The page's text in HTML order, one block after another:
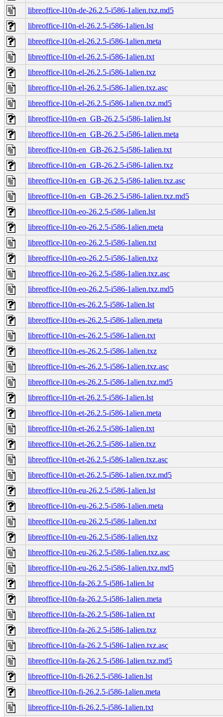
libreoffice-l10n-de-26.2.5-i586-1alien.txz.md5
libreoffice-l10n-el-26.2.5-i586-1alien.lst
libreoffice-l10n-el-26.2.5-i586-1alien.meta
libreoffice-l10n-el-26.2.5-i586-1alien.txt
libreoffice-l10n-el-26.2.5-i586-1alien.txz
libreoffice-l10n-el-26.2.5-i586-1alien.txz.asc
libreoffice-l10n-el-26.2.5-i586-1alien.txz.md5
libreoffice-l10n-en_GB-26.2.5-i586-1alien.lst
libreoffice-l10n-en_GB-26.2.5-i586-1alien.meta
libreoffice-l10n-en_GB-26.2.5-i586-1alien.txt
libreoffice-l10n-en_GB-26.2.5-i586-1alien.txz
libreoffice-l10n-en_GB-26.2.5-i586-1alien.txz.asc
libreoffice-l10n-en_GB-26.2.5-i586-1alien.txz.md5
libreoffice-l10n-eo-26.2.5-i586-1alien.lst
libreoffice-l10n-eo-26.2.5-i586-1alien.meta
libreoffice-l10n-eo-26.2.5-i586-1alien.txt
libreoffice-l10n-eo-26.2.5-i586-1alien.txz
libreoffice-l10n-eo-26.2.5-i586-1alien.txz.asc
libreoffice-l10n-eo-26.2.5-i586-1alien.txz.md5
libreoffice-l10n-es-26.2.5-i586-1alien.lst
libreoffice-l10n-es-26.2.5-i586-1alien.meta
libreoffice-l10n-es-26.2.5-i586-1alien.txt
libreoffice-l10n-es-26.2.5-i586-1alien.txz
libreoffice-l10n-es-26.2.5-i586-1alien.txz.asc
libreoffice-l10n-es-26.2.5-i586-1alien.txz.md5
libreoffice-l10n-et-26.2.5-i586-1alien.lst
libreoffice-l10n-et-26.2.5-i586-1alien.meta
libreoffice-l10n-et-26.2.5-i586-1alien.txt
libreoffice-l10n-et-26.2.5-i586-1alien.txz
libreoffice-l10n-et-26.2.5-i586-1alien.txz.asc
libreoffice-l10n-et-26.2.5-i586-1alien.txz.md5
libreoffice-l10n-eu-26.2.5-i586-1alien.lst
libreoffice-l10n-eu-26.2.5-i586-1alien.meta
libreoffice-l10n-eu-26.2.5-i586-1alien.txt
libreoffice-l10n-eu-26.2.5-i586-1alien.txz
libreoffice-l10n-eu-26.2.5-i586-1alien.txz.asc
libreoffice-l10n-eu-26.2.5-i586-1alien.txz.md5
libreoffice-l10n-fa-26.2.5-i586-1alien.lst
libreoffice-l10n-fa-26.2.5-i586-1alien.meta
libreoffice-l10n-fa-26.2.5-i586-1alien.txt
libreoffice-l10n-fa-26.2.5-i586-1alien.txz
libreoffice-l10n-fa-26.2.5-i586-1alien.txz.asc
libreoffice-l10n-fa-26.2.5-i586-1alien.txz.md5
libreoffice-l10n-fi-26.2.5-i586-1alien.lst
libreoffice-l10n-fi-26.2.5-i586-1alien.meta
libreoffice-l10n-fi-26.2.5-i586-1alien.txt